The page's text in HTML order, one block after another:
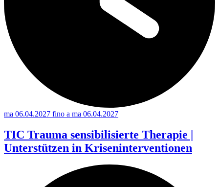
ma 06.04.2027 fino a ma 06.04.2027
TIC Trauma sensibilisierte Therapie |
Unterstützen in Kriseninterventionen